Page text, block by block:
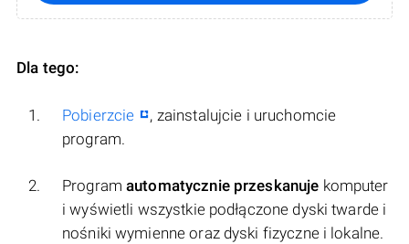
Dla tego:
Pobierzcie
, zainstalujcie i uruchomcie
program.
Programautomatycznie przeskanuje komputer
i wyświetli wszystkie podłączone dyski twarde i
nośniki wymienne oraz dyski fizyczne i lokalne.